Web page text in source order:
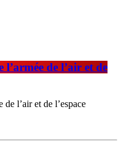
l’armée de l’air et de
de l’air et de l’espace